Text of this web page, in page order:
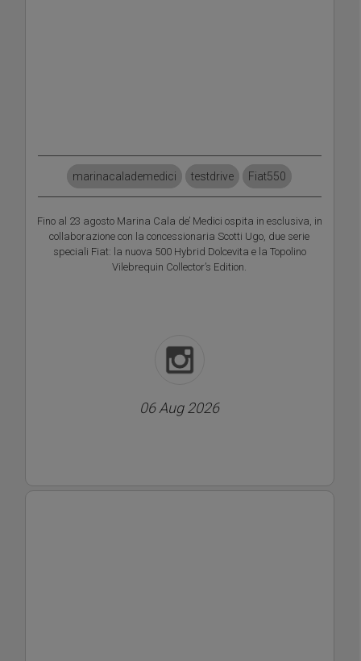
marinacalademedici testdrive Fiat550
Fino al 23 agosto Marina Cala de’ Medici ospita in esclusiva, in
collaborazione con la concessionaria Scotti Ugo, due serie
speciali Fiat: la nuova 500 Hybrid Dolcevita e la Topolino
Vilebrequin Collector’s Edition.
06 Aug 2026